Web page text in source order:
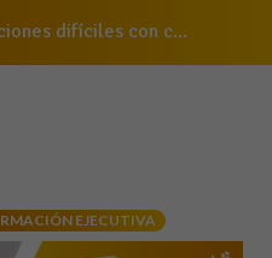
difíciles con c...
EJECUTIVA